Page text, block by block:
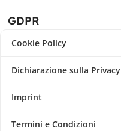
GDPR
Cookie Policy
Dichiarazione sulla Privacy
Imprint
Termini e Condizioni